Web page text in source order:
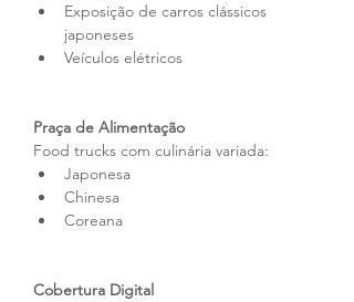
Exposição de carros clássicos
japoneses
Veículos elétricos
Praça de Alimentação
Food trucks com culinária variada:
Japonesa
Chinesa
Coreana
Cobertura Digital